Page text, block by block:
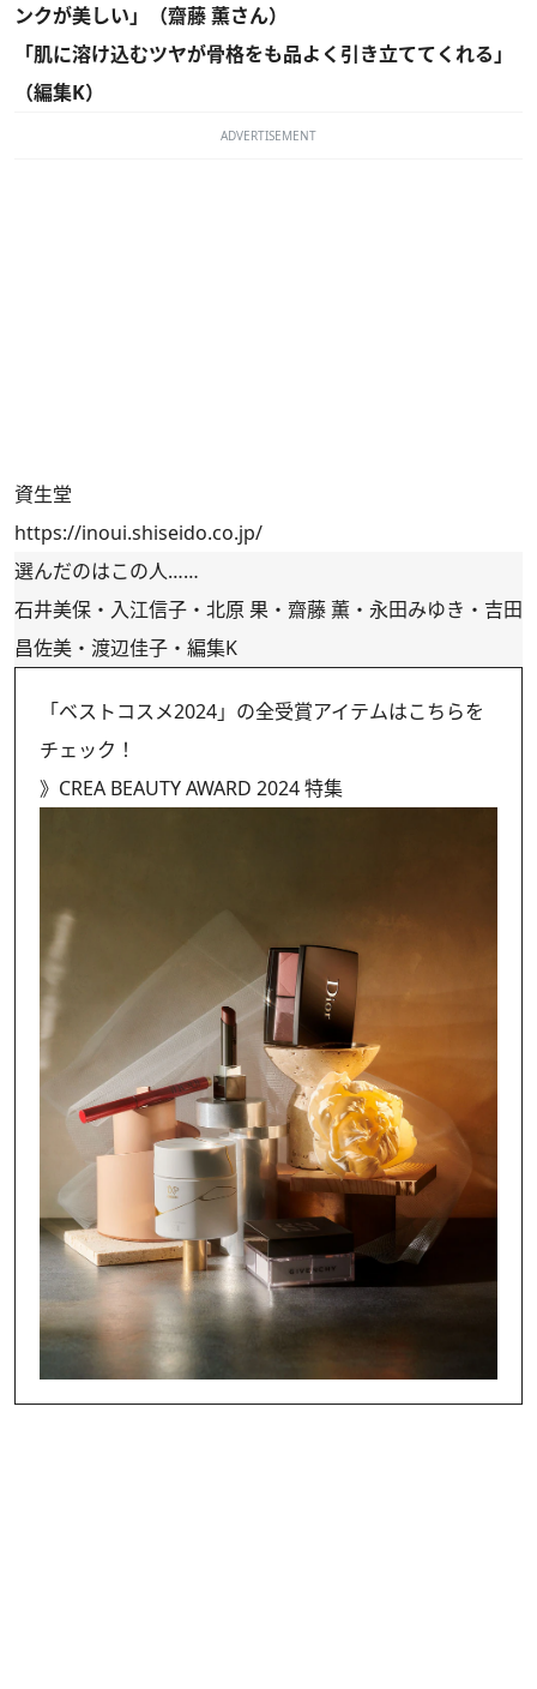
ンクが美しい」（齋藤 薫さん）
「肌に溶け込むツヤが骨格をも品よく引き立ててくれる」
（編集K）
ADVERTISEMENT
資生堂
https://inoui.shiseido.co.jp/
選んだのはこの人……
石井美保・入江信子・北原 果・齋藤 薫・永田みゆき・吉田
昌佐美・渡辺佳子・編集K
「ベストコスメ2024」の全受賞アイテムはこちらを
チェック！
》 CREA BEAUTY AWARD 2024 特集